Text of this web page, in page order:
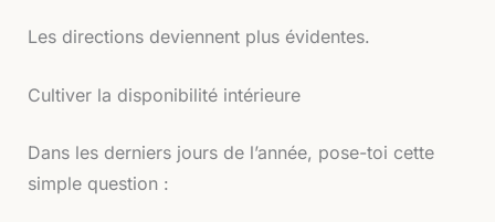
Les directions deviennent plus évidentes.
Cultiver la disponibilité intérieure
Dans les derniers jours de l’année, pose-toi cette
simple question :